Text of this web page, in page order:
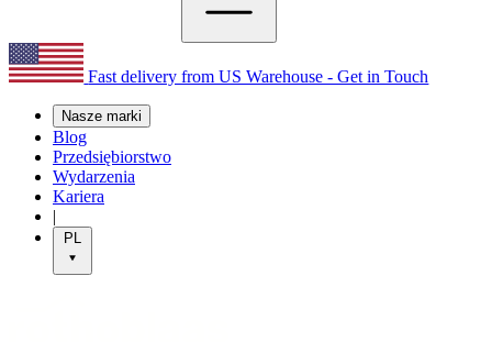
Fast delivery from US Warehouse - Get in Touch
Nasze marki
Blog
Przedsiębiorstwo
Wydarzenia
Kariera
|
PL